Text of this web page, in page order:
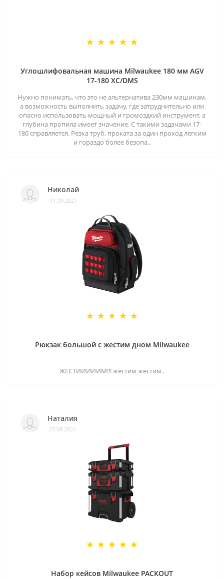
Углошлифовальная машина Milwaukee 180 мм AGV
17-180 XC/DMS
Нужно понимать, что это не альтернатива 230мм машинам,
а возможность выполнить задачу, где затруднительно или
опасно использовать мощный и громоздкий инструмент, а
глубина пропила имеет значение. С такими задачами 17-
180 справляется. Резка труб, проката за один проход легким
и гораздо более безопа..
Николай
11.09.2021
Рюкзак большой с жестим дном Milwaukee
ЖЕСТИИИИИМ!!! жестим жестим..
Наталия
27.08.2021
Набор кейсов Milwaukee PACKOUT